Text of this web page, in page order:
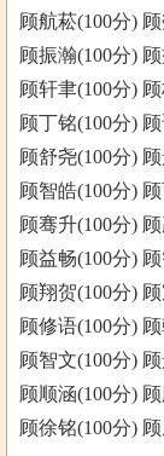
顾航菘(100分)
顾振瀚(100分)
顾轩聿(100分)
顾丁铭(100分)
顾舒尧(100分)
顾智皓(100分)
顾骞升(100分)
顾益畅(100分)
顾翔贺(100分)
顾修语(100分)
顾智文(100分)
顾顺涵(100分)
顾徐铭(100分)